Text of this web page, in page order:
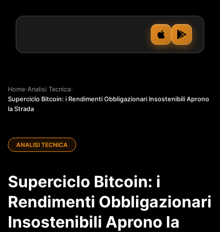
Home›Analisi Tecnica›
Superciclo Bitcoin: i Rendimenti Obbligazionari Insostenibili Aprono
la Strada
ANALISI TECNICA
Superciclo Bitcoin: i
Rendimenti Obbligazionari
Insostenibili Aprono la